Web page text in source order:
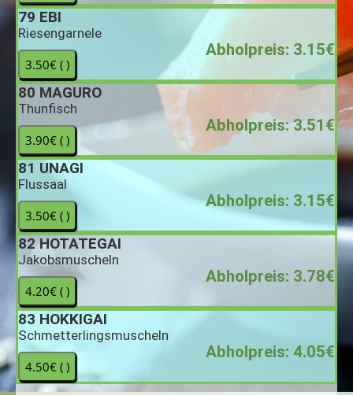
79 EBI
Riesengarnele
Abholpreis: 3.15€
80 MAGURO
Thunfisch
Abholpreis: 3.51€
81 UNAGI
Flussaal
Abholpreis: 3.15€
82HOTATEGAI
Jakobsmuscheln
Abholpreis: 3.78€
83 HOKKIGAI
Schmetterlingsmuscheln
Abholpreis: 4.05€